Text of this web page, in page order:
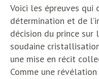
Voici les épreuves qui
détermination et de
décision du prince sur
soudaine
une mise en récit
Comme une